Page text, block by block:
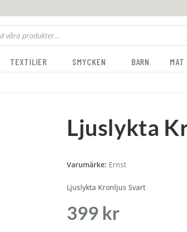
TEXTILIER SMYCKEN BARN
Ljuslykta
Varumärke: Ernst
Ljuslykta Kronljus Svart
399 kr